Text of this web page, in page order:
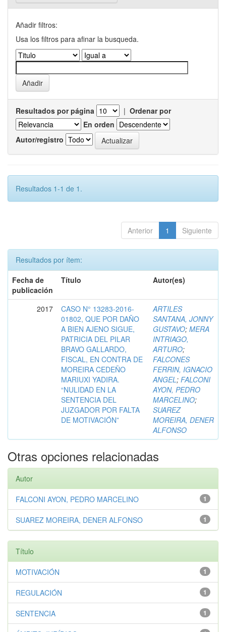
Añadir filtros:
Usa los filtros para afinar la busqueda.
Resultados por página | Ordenar por
En orden
Autor/registro
Resultados 1-1 de 1.
Anterior 1 Siguiente
Resultados por ítem:
Fecha de
publicación
Título Autor(es)
2017
CASO N° 13283-2016-
01802, QUE POR DAÑO
A BIEN AJENO SIGUE,
PATRICIA DEL PILAR
BRAVO GALLARDO,
FISCAL, EN CONTRA DE
MOREIRA CEDEÑO
MARIUXI YADIRA.
“NULIDAD EN LA
SENTENCIA DEL
JUZGADOR POR FALTA
DE MOTIVACIÓN”
ARTILES
SANTANA, JONNY
GUSTAVO; MERA
INTRIAGO,
ARTURO;
FALCONES
FERRIN, IGNACIO
ANGEL; FALCONI
AYON, PEDRO
MARCELINO;
SUAREZ
MOREIRA, DENER
ALFONSO
Otras opciones relacionadas
Autor
1
FALCONI AYON, PEDRO MARCELINO
1
SUAREZ MOREIRA, DENER ALFONSO
Título
1
MOTIVACIÓN
1
REGULACIÓN
1
SENTENCIA